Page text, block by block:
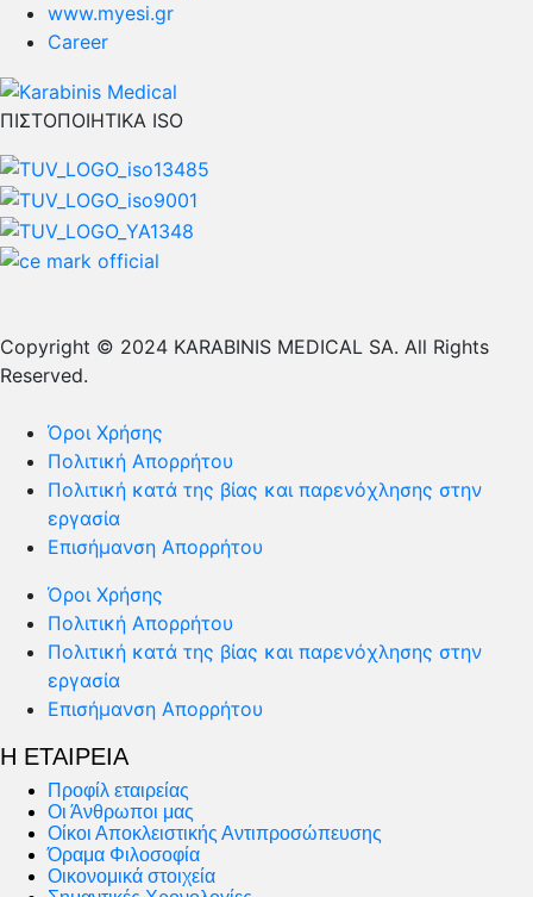
www.myesi.gr
Career
ΠΙΣΤΟΠΟΙΗΤΙΚΑ ISO
Copyright © 2024 KARABINIS MEDICAL SA. All Rights
Reserved.
Όροι Χρήσης
Πολιτική Απορρήτου
Πολιτική κατά της βίας και παρενόχλησης στην
εργασία
Επισήμανση Απορρήτου
Όροι Χρήσης
Πολιτική Απορρήτου
Πολιτική κατά της βίας και παρενόχλησης στην
εργασία
Επισήμανση Απορρήτου
Η ΕΤΑΙΡΕΙΑ
Προφίλ εταιρείας
Οι Άνθρωποι μας
Οίκοι Αποκλειστικής Αντιπροσώπευσης
Όραμα Φιλοσοφία
Οικονομικά στοιχεία